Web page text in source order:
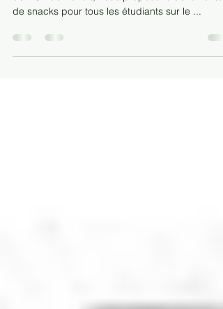
Association des étudiants du BUT informatique
de snacks pour tous les étudiants sur le ...